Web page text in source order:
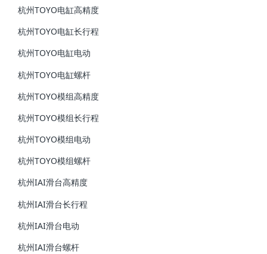
杭州TOYO电缸高精度
杭州TOYO电缸长行程
杭州TOYO电缸电动
杭州TOYO电缸螺杆
杭州TOYO模组高精度
杭州TOYO模组长行程
杭州TOYO模组电动
杭州TOYO模组螺杆
杭州IAI滑台高精度
杭州IAI滑台长行程
杭州IAI滑台电动
杭州IAI滑台螺杆